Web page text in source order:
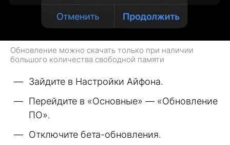
Обновление можно скачать только при наличии
большого количества свободной памяти
Зайдите в Настройки Айфона.
Перейдите в «Основные» — «Обновление
ПО».
Отключите бета-обновления.